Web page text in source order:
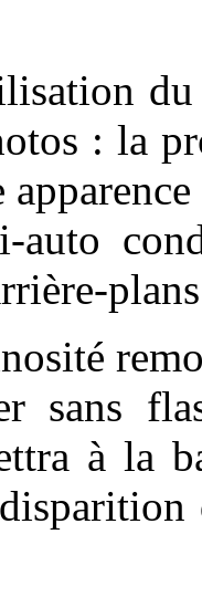
: la
auto
sans
à la